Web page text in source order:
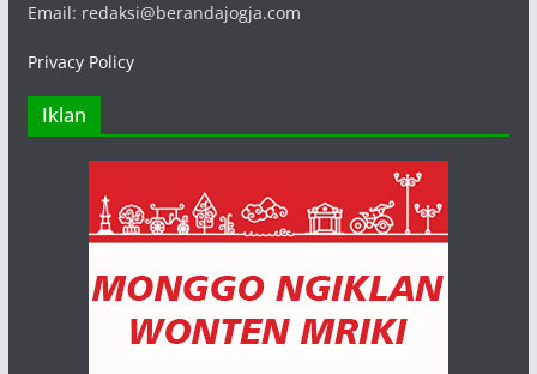
Email: redaksi@berandajogja.com
Privacy Policy
Iklan